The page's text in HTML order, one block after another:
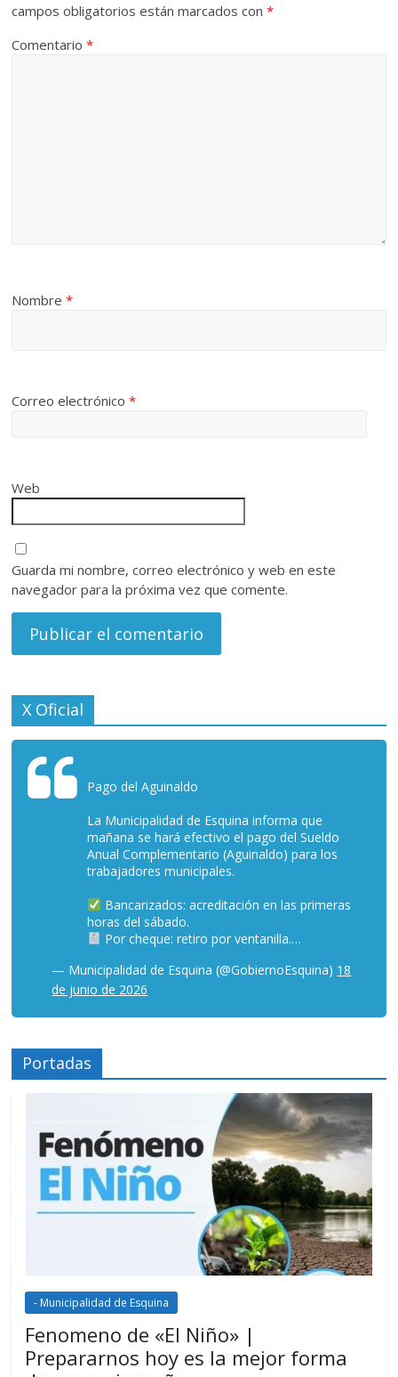
campos obligatorios están marcados con*
Comentario*
Nombre*
Correo electrónico*
Web
Guarda mi nombre, correo electrónico y web en este
navegador para la próxima vez que comente.
X Oficial
Pago del Aguinaldo
La Municipalidad de Esquina informa que
mañana se hará efectivo el pago del Sueldo
Anual Complementario (Aguinaldo) para los
trabajadores municipales.
Bancarizados: acreditación en las primeras
horas del sábado.
Por cheque: retiro por ventanilla.…
— Municipalidad de Esquina (@GobiernoEsquina) 18
de junio de 2026
Portadas
- Municipalidad de Esquina
Fenomeno de «El Niño» |
Prepararnos hoy es la mejor forma